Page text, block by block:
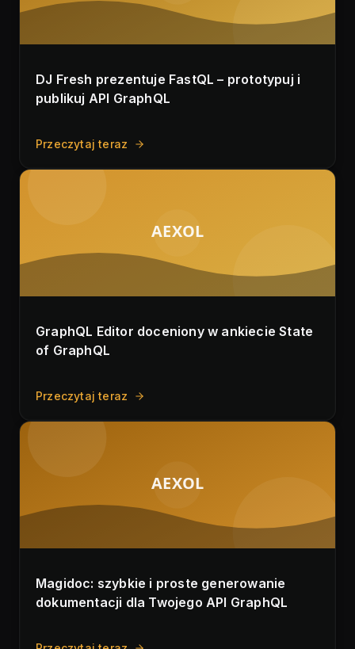
DJ Fresh prezentuje FastQL – prototypuj i
publikuj API GraphQL
Przeczytaj teraz
AEXOL
GraphQL Editor doceniony w ankiecie State
of GraphQL
Przeczytaj teraz
AEXOL
Magidoc: szybkie i proste generowanie
dokumentacji dla Twojego API GraphQL